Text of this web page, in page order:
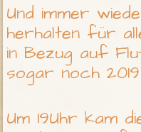
Und immer
herhalten für
in Bezug auf
sogar noch
Um 19Uhr kam